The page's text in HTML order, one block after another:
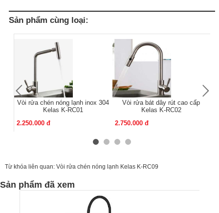
Sản phẩm cùng loại:
Vòi rửa chén nóng lạnh inox 304
Kelas K-RC01
2.250.000 đ
Vòi rửa bát dây rút cao cấp
Kelas K-RC02
2.750.000 đ
Từ khóa liên quan: Vòi rửa chén nóng lạnh Kelas K-RC09
Sản phẩm đã xem